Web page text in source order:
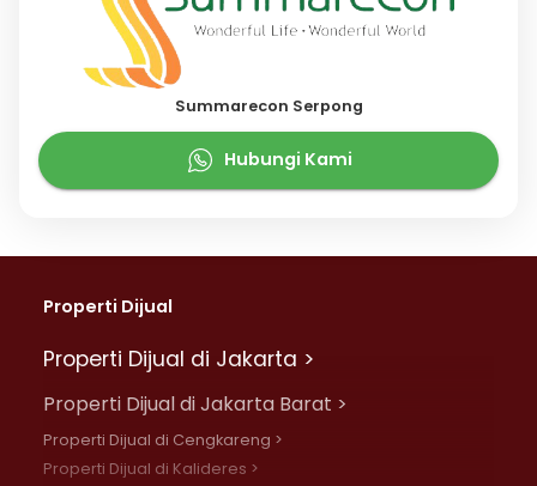
Summarecon Serpong
Hubungi Kami
Properti Dijual
Properti Dijual di Jakarta >
Properti Dijual di Jakarta Barat >
Properti Dijual di Cengkareng >
Properti Dijual di Kalideres >